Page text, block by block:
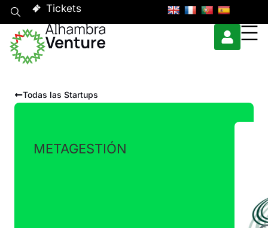
Tickets
Todas las Startups
METAGESTIÓN